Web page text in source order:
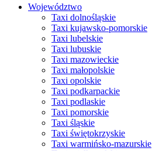
Województwo
Taxi dolnośląskie
Taxi kujawsko-pomorskie
Taxi lubelskie
Taxi lubuskie
Taxi mazowieckie
Taxi małopolskie
Taxi opolskie
Taxi podkarpackie
Taxi podlaskie
Taxi pomorskie
Taxi śląskie
Taxi świętokrzyskie
Taxi warmińsko-mazurskie